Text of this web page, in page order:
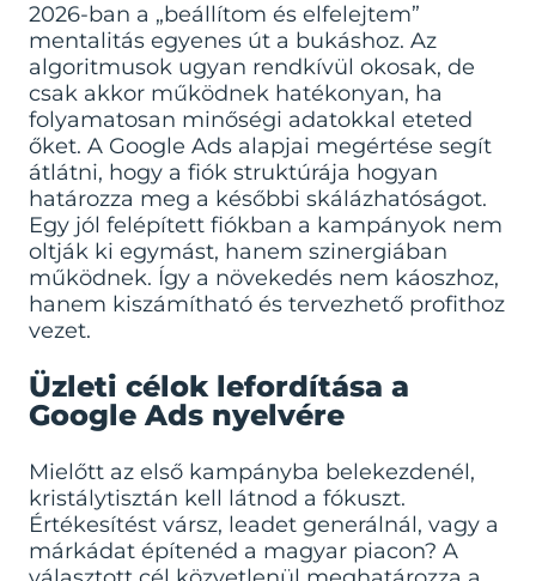
2026-ban a „beállítom és elfelejtem”
mentalitás egyenes út a bukáshoz. Az
algoritmusok ugyan rendkívül okosak, de
csak akkor működnek hatékonyan, ha
folyamatosan minőségi adatokkal eteted
őket. A Google Ads alapjai megértése segít
átlátni, hogy a fiók struktúrája hogyan
határozza meg a későbbi skálázhatóságot.
Egy jól felépített fiókban a kampányok nem
oltják ki egymást, hanem szinergiában
működnek. Így a növekedés nem káoszhoz,
hanem kiszámítható és tervezhető profithoz
vezet.
Üzleti célok lefordítása a
Google Ads nyelvére
Mielőtt az első kampányba belekezdenél,
kristálytisztán kell látnod a fókuszt.
Értékesítést vársz, leadet generálnál, vagy a
márkádat építenéd a magyar piacon? A